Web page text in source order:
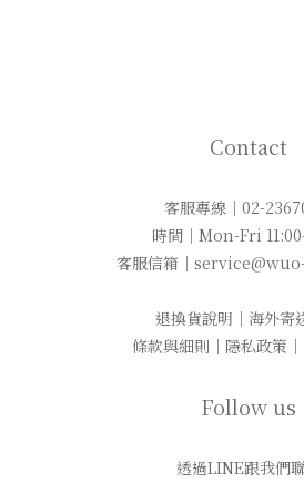
Contact
客服專線｜02-
時間｜Mon-Fri
客服信箱｜
退換貨說明 ｜ 海外寄
條款與細則 ｜ 隱私政策 ｜
Follow us
透過LINE跟我們